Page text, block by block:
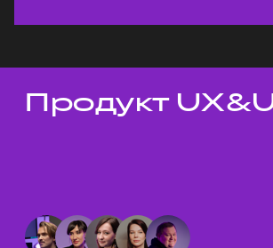
Темы докладов
Продукт